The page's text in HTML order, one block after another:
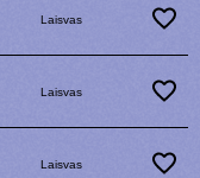
Laisvas
Laisvas
Laisvas